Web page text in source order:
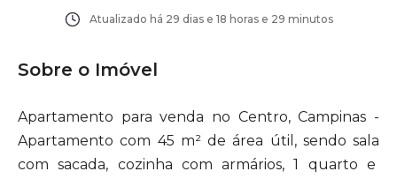
Atualizado há 29 dias e 18 horas e 29 minutos
Sobre o Imóvel
Apartamento para venda no Centro, Campinas -
Apartamento com 45 m² de área útil, sendo sala
com sacada, cozinha com armários, 1 quarto e